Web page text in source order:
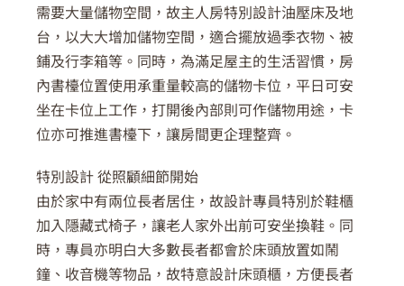
需要大量儲物空間，故主人房特別設計油壓床及地
台，以大大增加儲物空間，適合擺放過季衣物、被
鋪及行李箱等。同時，為滿足屋主的生活習慣，房
內書檯位置使用承重量較高的儲物卡位，平日可安
坐在卡位上工作，打開後內部則可作儲物用途，卡
位亦可推進書檯下，讓房間更企理整齊。
特別設計 從照顧細節開始
由於家中有兩位長者居住，故設計專員特別於鞋櫃
加入隱藏式椅子，讓老人家外出前可安坐換鞋。同
時，專員亦明白大多數長者都會於床頭放置如鬧
鐘、收音機等物品，故特意設計床頭櫃，方便長者